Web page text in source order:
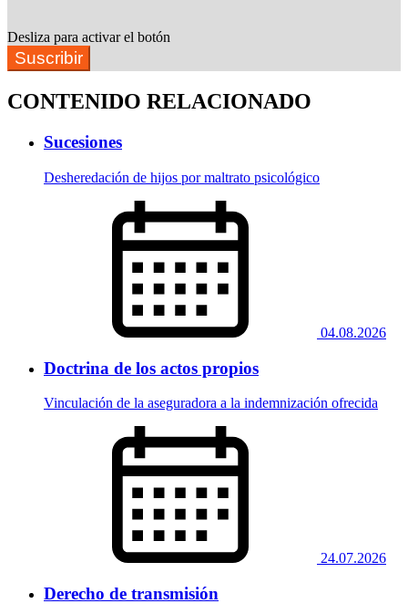
Desliza para activar el botón
Suscribir
CONTENIDO RELACIONADO
Sucesiones
Desheredación de hijos por maltrato psicológico
04.08.2026
Doctrina de los actos propios
Vinculación de la aseguradora a la indemnización ofrecida
24.07.2026
Derecho de transmisión